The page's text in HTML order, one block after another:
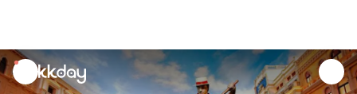
unread
notifications